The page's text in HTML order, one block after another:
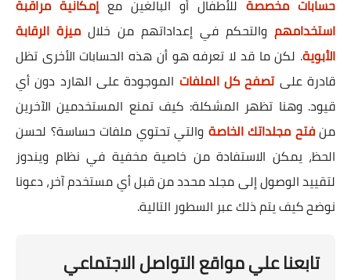
حسابات مخصصة للأطفال أو البالغين معإمكانية مراقبة
استخدامهم والتحكم في إعداداتهم من خلال ميزة الرقابة
الأبوية. لكن ما قد لا تعرفه هو أن هذه الحسابات الأخرى تظل
قادرة علىتصفح كل الملفات الموجودة على الهارد دون أي
قيود. وهنا تظهر المشكلة: كيف تمنع المستخدمين الآخرين
منفتح مجلداتك الخاصة والتي تحتوي ملفات حساسة؟ لحسن
الحظ، يمكن الاستفادة من خاصية مخفية في نظام ويندوز
لتقييد الوصول إلى مجلد محدد من قبل أي مستخدم آخر، دعونا
نوضح كيف يتم ذلك عبر السطور التالية.
تابعنا علي مواقع التواصل الاجتماعي